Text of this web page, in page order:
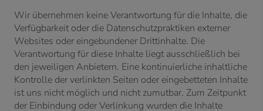
Wir übernehmen keine Verantwortung für die Inhalte, die
Verfügbarkeit oder die Datenschutzpraktiken externer
Websites oder eingebundener Drittinhalte. Die
Verantwortung für diese Inhalte liegt ausschließlich bei
den jeweiligen Anbietern. Eine kontinuierliche inhaltliche
Kontrolle der verlinkten Seiten oder eingebetteten Inhalte
ist uns nicht möglich und nicht zumutbar. Zum Zeitpunkt
der Einbindung oder Verlinkung wurden die Inhalte